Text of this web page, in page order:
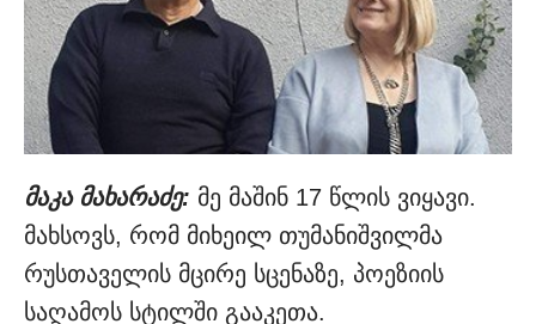
მაკა მახარაძე: მე მაშინ 17 წლის ვიყავი.
მახსოვს, რომ მიხეილ თუმანიშვილმა
რუსთაველის მცირე სცენაზე, პოეზიის
საღამოს სტილში გააკეთა.